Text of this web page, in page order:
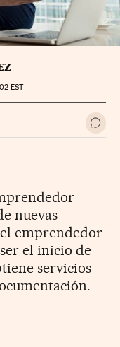
EST
Ir a
nuevas
el emprendedor
el inicio de
servicios